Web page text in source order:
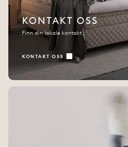
KONTAKT OSS
Finn din lokale kontakt
KONTAKT OSS